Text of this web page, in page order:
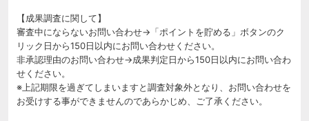
【成果調査に関して】
審査中にならないお問い合わせ→「ポイントを貯める」ボタンのク
リック日から150日以内にお問い合わせください。
非承認理由のお問い合わせ→成果判定日から150日以内にお問い合わ
せください。
※上記期限を過ぎてしまいますと調査対象外となり、お問い合わせを
お受けする事ができませんのであらかじめ、ご了承ください。